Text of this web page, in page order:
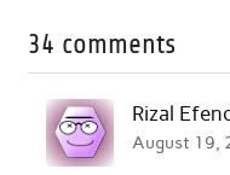
e
o
o
t
t
A
d
34 comments
Rizal
August 19,